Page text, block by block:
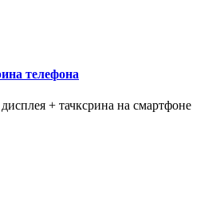
телефона
+ тачксрина на смартфоне